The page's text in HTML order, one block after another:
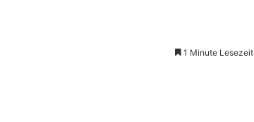
1 Minute Lesezeit